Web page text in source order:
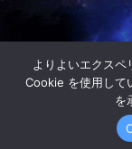
©
よりよいエクスペ
Cookie を使用して
を